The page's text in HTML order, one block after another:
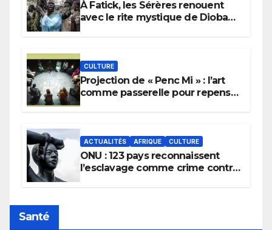
À Fatick, les Sérères renouent
avec le rite mystique de Diobaye
CULTURE
Projection de « Penc Mi » : l’art
comme passerelle pour repenser
ACTUALITÉS AFRIQUE CULTURE
ONU : 123 pays reconnaissent
l’esclavage comme crime contre
Santé